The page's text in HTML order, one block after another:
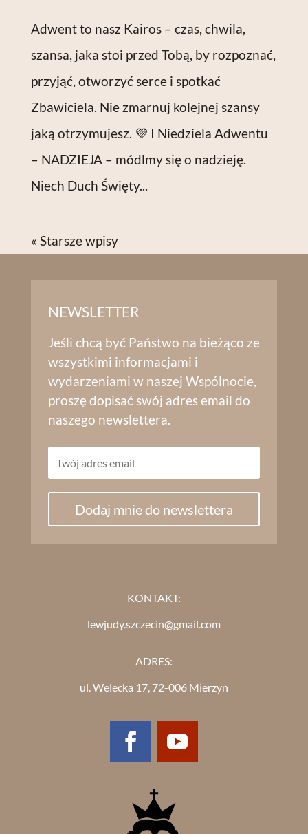
Adwent to nasz Kairos – czas, chwila,
szansa, jaka stoi przed Tobą, by rozpoznać,
przyjąć, otworzyć serce i spotkać
Zbawiciela. Nie zmarnuj kolejnej szansy
jaką otrzymujesz. 💜 I Niedziela Adwentu
– NADZIEJA – módlmy się o nadzieję.
Niech Duch Święty...
« Starsze wpisy
NEWSLETTER
Jeśli chcą być Państwo na bieżąco ze
wszystkimi informacjami i
wydarzeniami w naszej Wspólnocie,
proszę dopisać swój adres email do
naszego newslettera.
Dodaj mnie do newslettera
KONTAKT:
lewjudy.szczecin@gmail.com
ADRES:
ul. Welecka 17, 72-006 Mierzyn